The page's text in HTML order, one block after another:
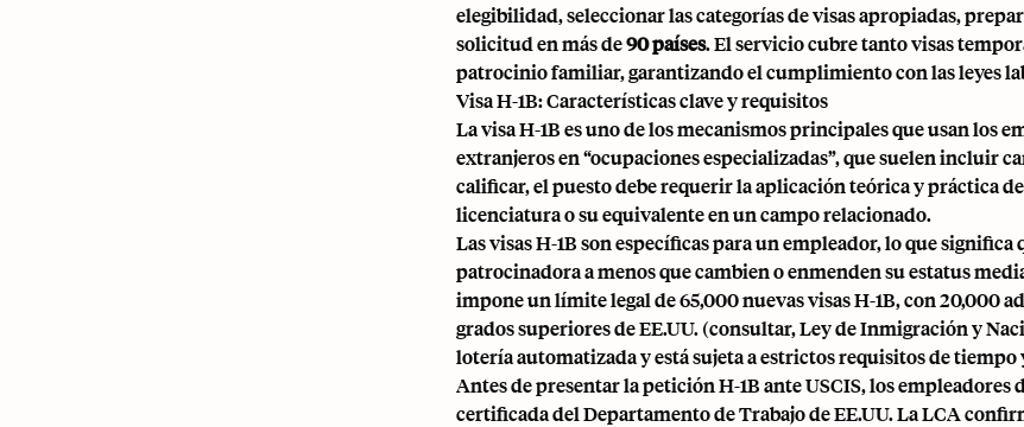
elegibilidad, seleccionar las categorías de visas apropiadas,
solicitud en más de90 países. El servicio cubre tanto visas
patrocinio familiar, garantizando el cumplimiento con las leyes
Visa H-1B: Características clave y requisitos
La visa H-1B es uno de los mecanismos principales que usan los
extranjeros en “ocupaciones especializadas”, que suelen incluir
calificar, el puesto debe requerir la aplicación teórica y práctica
licenciatura o su equivalente en un campo relacionado.
Las visas H-1B son específicas para un empleador, lo que
patrocinadora a menos que cambien o enmenden su estatus
impone un límite legal de 65,000 nuevas visas H-1B, con 20,000
grados superiores de EE.UU. (consultar, Ley de Inmigración y
lotería automatizada y está sujeta a estrictos requisitos de
Antes de presentar la petición H-1B ante USCIS, los empleadores
certificada del Departamento de Trabajo de EE.UU. La LCA